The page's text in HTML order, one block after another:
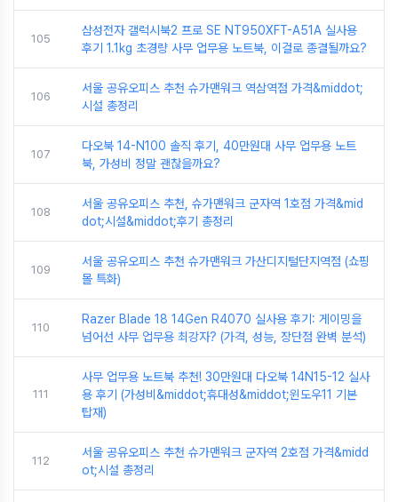
105
삼성전자 갤럭시북2 프로 SE NT950XFT-A51A 실사용
후기 1.1kg 초경량 사무 업무용 노트북, 이걸로 종결될까요?
106
서울 공유오피스 추천 슈가맨워크 역삼역점 가격&middot;
시설 총정리
107
다오북 14-N100 솔직 후기, 40만원대 사무 업무용 노트
북, 가성비 정말 괜찮을까요?
108
서울 공유오피스 추천, 슈가맨워크 군자역 1호점 가격&mid
dot;시설&middot;후기 총정리
109
서울 공유오피스 추천 슈가맨워크 가산디지털단지역점 (쇼핑
몰 특화)
110
Razer Blade 18 14Gen R4070 실사용 후기: 게이밍을
넘어선 사무 업무용 최강자? (가격, 성능, 장단점 완벽 분석)
111
사무 업무용 노트북 추천! 30만원대 다오북 14N15-12 실사
용 후기 (가성비&middot;휴대성&middot;윈도우11 기본
탑재)
112
서울 공유오피스 추천 슈가맨워크 군자역 2호점 가격&midd
ot;시설 총정리